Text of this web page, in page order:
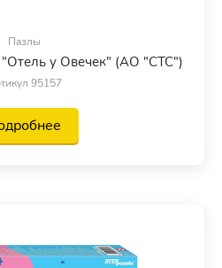
Пазлы
у Овечек" (АО "СТС")
95157